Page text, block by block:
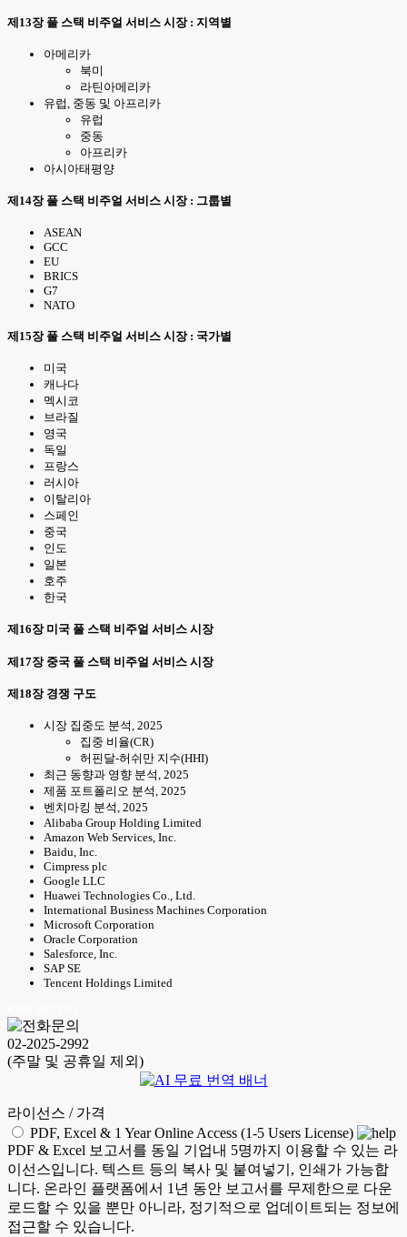
제13장 풀 스택 비주얼 서비스 시장 : 지역별
아메리카
북미
라틴아메리카
유럽, 중동 및 아프리카
유럽
중동
아프리카
아시아태평양
제14장 풀 스택 비주얼 서비스 시장 : 그룹별
ASEAN
GCC
EU
BRICS
G7
NATO
제15장 풀 스택 비주얼 서비스 시장 : 국가별
미국
캐나다
멕시코
브라질
영국
독일
프랑스
러시아
이탈리아
스페인
중국
인도
일본
호주
한국
제16장 미국 풀 스택 비주얼 서비스 시장
제17장 중국 풀 스택 비주얼 서비스 시장
제18장 경쟁 구도
시장 집중도 분석, 2025
집중 비율(CR)
허핀달-허쉬만 지수(HHI)
최근 동향과 영향 분석, 2025
제품 포트폴리오 분석, 2025
벤치마킹 분석, 2025
Alibaba Group Holding Limited
Amazon Web Services, Inc.
Baidu, Inc.
Cimpress plc
Google LLC
Huawei Technologies Co., Ltd.
International Business Machines Corporation
Microsoft Corporation
Oracle Corporation
Salesforce, Inc.
SAP SE
Tencent Holdings Limited
02-2025-2992
(주말 및 공휴일 제외)
라이선스 / 가격
PDF, Excel & 1 Year Online Access (1-5 Users License)
PDF & Excel 보고서를 동일 기업내 5명까지 이용할 수 있는 라
이선스입니다. 텍스트 등의 복사 및 붙여넣기, 인쇄가 가능합
니다. 온라인 플랫폼에서 1년 동안 보고서를 무제한으로 다운
로드할 수 있을 뿐만 아니라, 정기적으로 업데이트되는 정보에
접근할 수 있습니다.